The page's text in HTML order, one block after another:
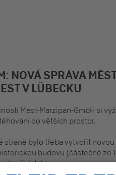
NOVÁ SPRÁVA
V LÜBECKU
Mest-Marzipan-GmbH si
do větších prostor.
straně bylo třeba vytvořit
budovu (částečně ze
dnešní doby.